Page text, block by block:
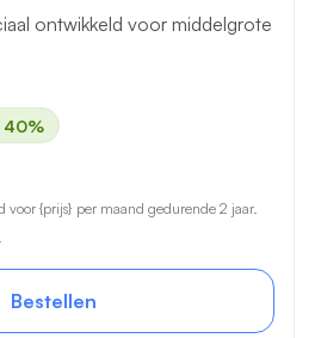
ontwikkeld voor middelgrote
40%
voor {prijs} per maand gedurende 2 jaar.
Bestellen